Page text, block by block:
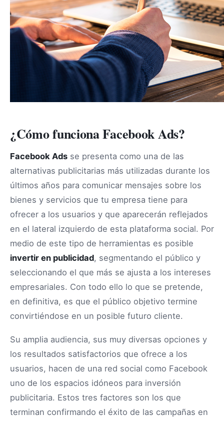
¿Cómo funciona Facebook Ads?
Facebook Ads se presenta como una de las
alternativas publicitarias más utilizadas durante los
últimos años para comunicar mensajes sobre los
bienes y servicios que tu empresa tiene para
ofrecer a los usuarios y que aparecerán reflejados
en el lateral izquierdo de esta plataforma social. Por
medio de este tipo de herramientas es posible
invertir en publicidad, segmentando el público y
seleccionando el que más se ajusta a los intereses
empresariales. Con todo ello lo que se pretende,
en definitiva, es que el público objetivo termine
convirtiéndose en un posible futuro cliente.
Su amplia audiencia, sus muy diversas opciones y
los resultados satisfactorios que ofrece a los
usuarios, hacen de una red social como Facebook
uno de los espacios idóneos para inversión
publicitaria. Estos tres factores son los que
terminan confirmando el éxito de las campañas en